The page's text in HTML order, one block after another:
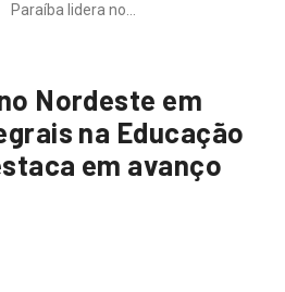
Paraíba lidera no…
Nordeste em
na Educação
em avanço